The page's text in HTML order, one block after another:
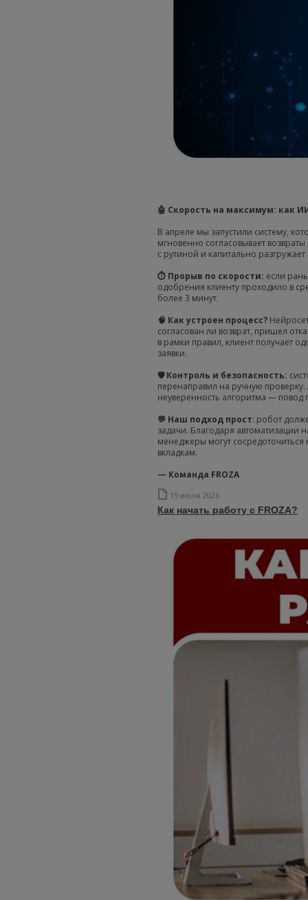
🤖 Скорость на максимум: как
В апреле мы запустили систему,
мгновенно согласовывает
с рутиной и капитально
⏱️ Прорыв по скорости: если
одобрения клиенту проходило в
более 3 минут.
🧠 Как устроен процесс?
согласован ли возврат, пришел
в рамки правил, клиент получает
заявки.
🛡 Контроль и безопасность:
перенаправил на ручную
неуверенность алгоритма — повод
💬 Наш подход прост: робот
задачи. Благодаря автоматизации
менеджеры могут
вкладкам.
— Команда FROZA
15 июня 2026
Как начать работу с FROZA?